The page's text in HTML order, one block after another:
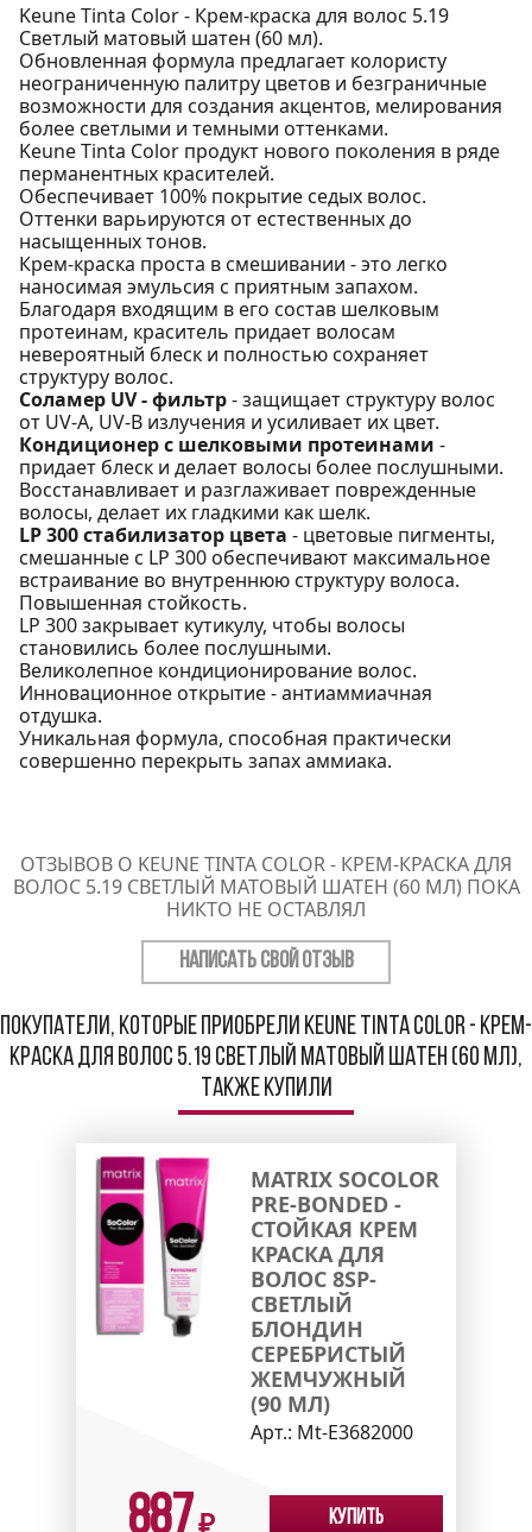
Keune Tinta Color - Крем-краска для волос 5.19
Светлый матовый шатен (60 мл).
Обновленная формула предлагает колористу
неограниченную палитру цветов и безграничные
возможности для создания акцентов, мелирования
более светлыми и темными оттенками.
Keune Tinta Color продукт нового поколения в ряде
перманентных красителей.
Обеспечивает 100% покрытие седых волос.
Оттенки варьируются от естественных до
насыщенных тонов.
Крем-краска проста в смешивании - это легко
наносимая эмульсия с приятным запахом.
Благодаря входящим в его состав шелковым
протеинам, краситель придает волосам
невероятный блеск и полностью сохраняет
структуру волос.
Соламер UV - фильтр- защищает структуру волос
от UV-A, UV-B излучения и усиливает их цвет.
Кондиционер с шелковыми протеинами -
придает блеск и делает волосы более послушными.
Восстанавливает и разглаживает поврежденные
волосы, делает их гладкими как шелк.
LP 300 стабилизатор цвета - цветовые пигменты,
смешанные с LP 300 обеспечивают максимальное
встраивание во внутреннюю структуру волоса.
Повышенная стойкость.
LP 300 закрывает кутикулу, чтобы волосы
становились более послушными.
Великолепное кондиционирование волос.
Инновационное открытие - антиаммиачная
отдушка.
Уникальная формула, способная практически
совершенно перекрыть запах аммиака.
ОТЗЫВОВ О KEUNE TINTA COLOR - КРЕМ-КРАСКА ДЛЯ
ВОЛОС 5.19 СВЕТЛЫЙ МАТОВЫЙ ШАТЕН (60 МЛ) ПОКА
НИКТО НЕ ОСТАВЛЯЛ
НАПИСАТЬ СВОЙ ОТЗЫВ
Покупатели, которые приобрели Keune Tinta Color - Крем-
краска для волос 5.19 Светлый матовый шатен (60 мл),
также купили
MATRIX SOCOLOR
PRE-BONDED -
СТОЙКАЯ КРЕМ
КРАСКА ДЛЯ
ВОЛОС 8SP-
СВЕТЛЫЙ
БЛОНДИН
СЕРЕБРИСТЫЙ
ЖЕМЧУЖНЫЙ
(90 МЛ)
Арт.: Mt-E3682000
887 Купить